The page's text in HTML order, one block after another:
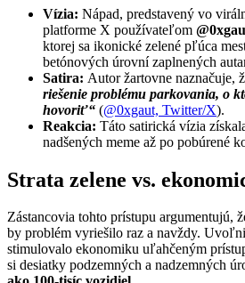
Vízia: Nápad, predstavený vo
platforme X používateľom
ktorej sa ikonické zelené pľúca
betónových úrovní zaplnených
Satira: Autor žartovne naznačuje,
riešenie problému parkovania, o
hovoriť“ (@0xgaut, Twitter/X).
Reakcia: Táto satirická vízia
nadšených meme až po pobúrené
Strata zelene vs.
Zástancovia tohto prístupu argumentujú,
by problém vyriešilo raz a navždy.
stimulovalo ekonomiku uľahčeným
si desiatky podzemných a nadzemných